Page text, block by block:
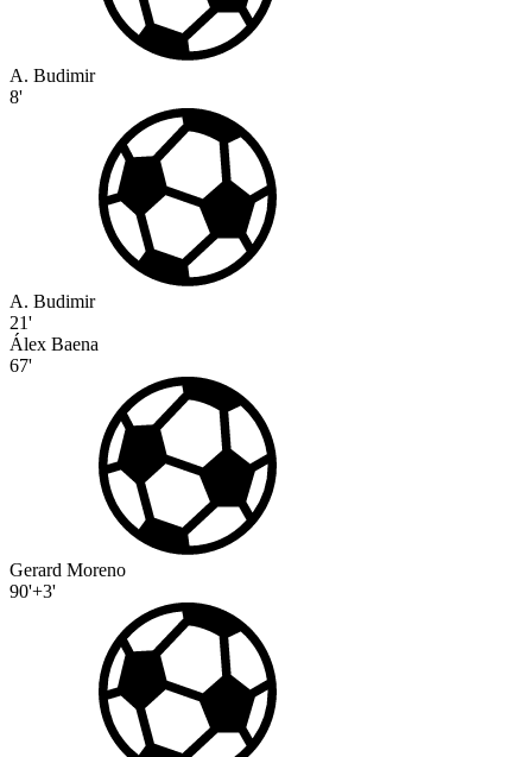
A. Budimir
8'
A. Budimir
21'
Álex Baena
67'
Gerard Moreno
90'+3'